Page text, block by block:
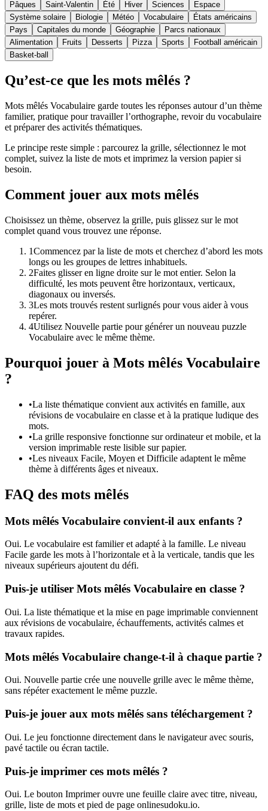
Pâques Saint-Valentin Été Hiver Sciences
Espace
Système solaire
Biologie Météo Vocabulaire
États américains
Pays
Capitales du monde Géographie
Parcs nationaux
Alimentation
Fruits Desserts Pizza Sports
Football américain
Basket-ball
Qu’est-ce que les mots mêlés ?
Mots mêlés Vocabulaire garde toutes les réponses autour d’un thème
familier, pratique pour travailler l’orthographe, revoir du vocabulaire
et préparer des activités thématiques.
Le principe reste simple : parcourez la grille, sélectionnez le mot
complet, suivez la liste de mots et imprimez la version papier si
besoin.
Comment jouer aux mots mêlés
Choisissez un thème, observez la grille, puis glissez sur le mot
complet quand vous trouvez une réponse.
1Commencez par la liste de mots et cherchez d’abord les mots
longs ou les groupes de lettres inhabituels.
2Faites glisser en ligne droite sur le mot entier. Selon la
difficulté, les mots peuvent être horizontaux, verticaux,
diagonaux ou inversés.
3Les mots trouvés restent surlignés pour vous aider à vous
repérer.
4Utilisez Nouvelle partie pour générer un nouveau puzzle
Vocabulaire avec le même thème.
Pourquoi jouer à Mots mêlés Vocabulaire
?
•La liste thématique convient aux activités en famille, aux
révisions de vocabulaire en classe et à la pratique ludique des
mots.
•La grille responsive fonctionne sur ordinateur et mobile, et la
version imprimable reste lisible sur papier.
•Les niveaux Facile, Moyen et Difficile adaptent le même
thème à différents âges et niveaux.
FAQ des mots mêlés
Mots mêlés Vocabulaire convient-il aux enfants ?
Oui. Le vocabulaire est familier et adapté à la famille. Le niveau
Facile garde les mots à l’horizontale et à la verticale, tandis que les
niveaux supérieurs ajoutent du défi.
Puis-je utiliser Mots mêlés Vocabulaire en classe ?
Oui. La liste thématique et la mise en page imprimable conviennent
aux révisions de vocabulaire, échauffements, activités calmes et
travaux rapides.
Mots mêlés Vocabulaire change-t-il à chaque partie ?
Oui. Nouvelle partie crée une nouvelle grille avec le même thème,
sans répéter exactement le même puzzle.
Puis-je jouer aux mots mêlés sans téléchargement ?
Oui. Le jeu fonctionne directement dans le navigateur avec souris,
pavé tactile ou écran tactile.
Puis-je imprimer ces mots mêlés ?
Oui. Le bouton Imprimer ouvre une feuille claire avec titre, niveau,
grille, liste de mots et pied de page onlinesudoku.io.